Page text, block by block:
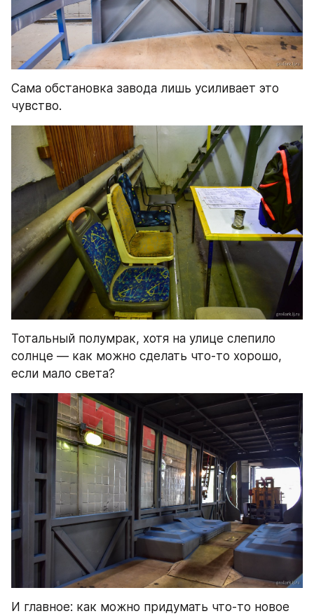
Сама обстановка завода лишь усиливает это
чувство.
Тотальный полумрак, хотя на улице слепило
солнце — как можно сделать что-то хорошо,
если мало света?
И главное: как можно придумать что-то новое